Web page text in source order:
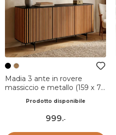
Madia 3 ante in rovere
massiccio e metallo (159 x 76
Prodotto disponibile
999.-